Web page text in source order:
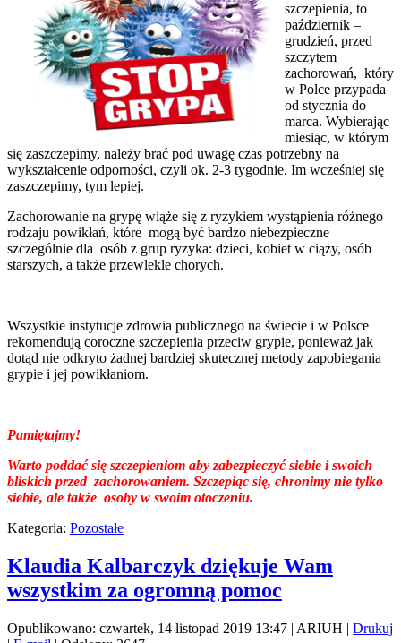
szczepienia, to
październik –
grudzień, przed
szczytem
zachorowań, który
w Polce przypada
od stycznia do
marca. Wybierając
miesiąc, w którym
się zaszczepimy, należy brać pod uwagę czas potrzebny na
wykształcenie odporności, czyli ok. 2-3 tygodnie. Im wcześniej się
zaszczepimy, tym lepiej.
Zachorowanie na grypę wiąże się z ryzykiem wystąpienia różnego
rodzaju powikłań, które mogą być bardzo niebezpieczne
szczególnie dla osób z grup ryzyka: dzieci, kobiet w ciąży, osób
starszych, a także przewlekle chorych.
Wszystkie instytucje zdrowia publicznego na świecie i w Polsce
rekomendują coroczne szczepienia przeciw grypie, ponieważ jak
dotąd nie odkryto żadnej bardziej skutecznej metody zapobiegania
grypie i jej powikłaniom.
Pamiętajmy!
Warto poddać się szczepieniom aby zabezpieczyć siebie i swoich
bliskich przed zachorowaniem. Szczepiąc się, chronimy nie tylko
siebie, ale także osoby w swoim otoczeniu.
Kategoria: Pozostałe
Klaudia Kalbarczyk dziękuje Wam
wszystkim za ogromną pomoc
Opublikowano: czwartek, 14 listopad 2019 13:47 | ARIUH | Drukuj